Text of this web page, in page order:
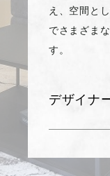
え、空間と
でさまざま
す。
デザイナ